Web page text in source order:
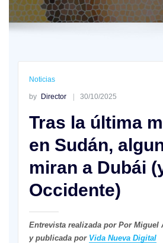
Noticias
by Director 30/10/2025
Tras la última
en Sudán,
miran a Dubái
Occidente)
Entrevista realizada por Por Miguel
y publicada por Vida Nueva Digital